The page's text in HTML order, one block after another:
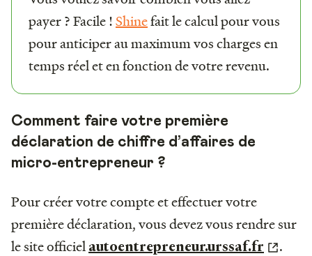
payer ? Facile !Shinefait le calcul pour vous
pour anticiper au maximum vos charges en
temps réel et en fonction de votre revenu.
Comment faire votre première
déclaration de chiffre d’affaires de
micro-entrepreneur ?
Pour créer votre compte et effectuer votre
première déclaration, vous devez vous rendre sur
le site officiel autoentrepreneur.urssaf.fr .